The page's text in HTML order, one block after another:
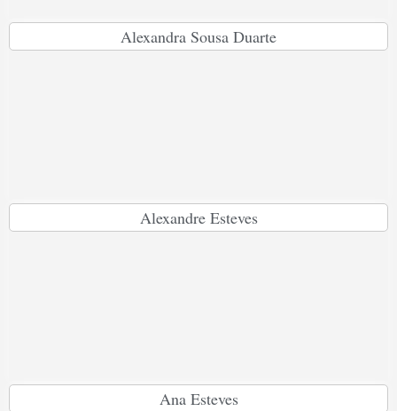
Alexandra Sousa Duarte
Alexandre Esteves
Ana Esteves